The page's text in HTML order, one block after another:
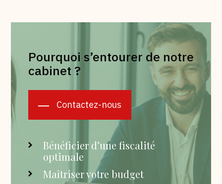
Pourquoi s’entourer de notre
cabinet ?
Contactez-nous
Bénéficier d’une fiscalité
optimale
Maîtriser votre budget